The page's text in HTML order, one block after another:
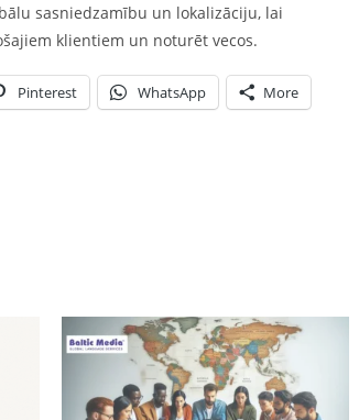
sasniedzamību un lokalizāciju, lai
klientiem un noturēt vecos.
Pinterest WhatsApp More